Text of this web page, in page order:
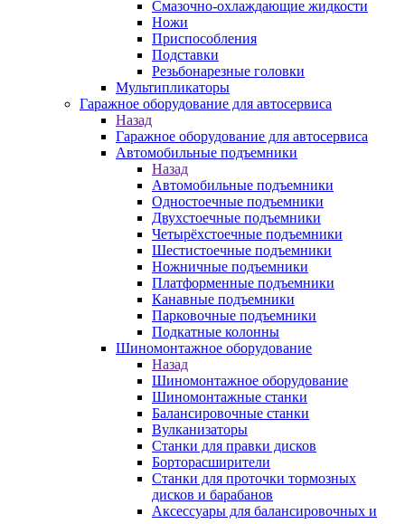
Смазочно-охлаждающие жидкости
Ножи
Приспособления
Подставки
Резьбонарезные головки
Мультипликаторы
Гаражное оборудование для автосервиса
Назад
Гаражное оборудование для автосервиса
Автомобильные подъемники
Назад
Автомобильные подъемники
Одностоечные подъемники
Двухстоечные подъемники
Четырёхстоечные подъемники
Шестистоечные подъемники
Ножничные подъемники
Платформенные подъемники
Канавные подъемники
Парковочные подъемники
Подкатные колонны
Шиномонтажное оборудование
Назад
Шиномонтажное оборудование
Шиномонтажные станки
Балансировочные станки
Вулканизаторы
Станки для правки дисков
Борторасширители
Станки для проточки тормозных
дисков и барабанов
Аксессуары для балансировочных и